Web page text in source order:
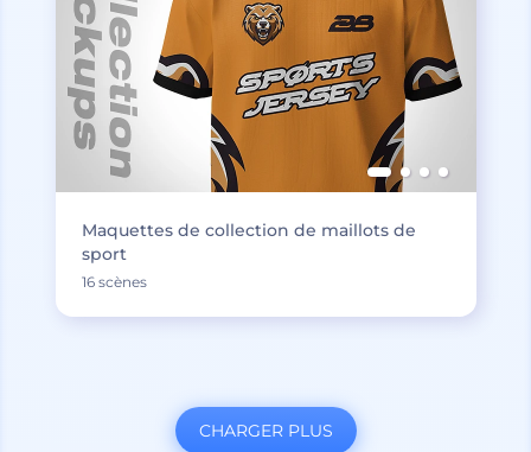
Maquettes de collection de maillots de
sport
16 scènes
CHARGER PLUS